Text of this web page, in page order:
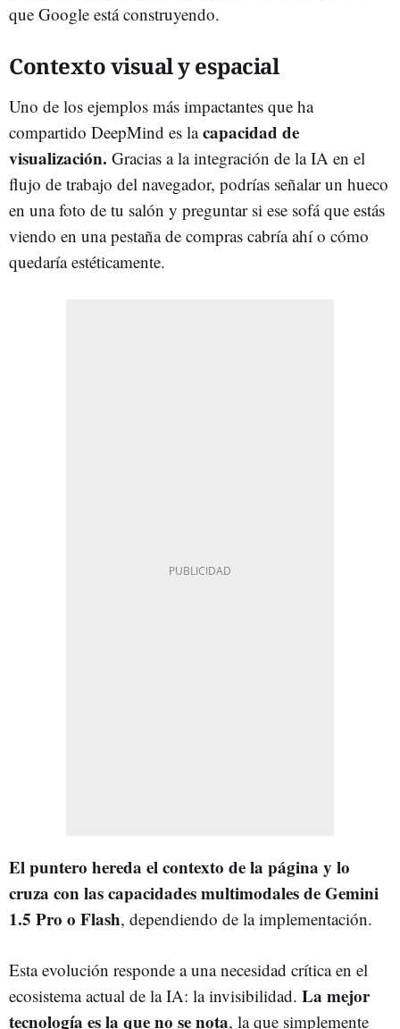
que Google está construyendo.
Contexto visual y espacial
Uno de los ejemplos más impactantes que ha
compartido DeepMind es lacapacidad de
visualización. Gracias a la integración de la IA en el
flujo de trabajo del navegador, podrías señalar un hueco
en una foto de tu salón y preguntar si ese sofá que estás
viendo en una pestaña de compras cabría ahí o cómo
quedaría estéticamente.
El puntero hereda el contexto de la página y lo
cruza con las capacidades multimodales de Gemini
1.5 Pro o Flash, dependiendo de la implementación.
Esta evolución responde a una necesidad crítica en el
ecosistema actual de la IA: la invisibilidad. La mejor
tecnología es la que no se nota, la que simplemente